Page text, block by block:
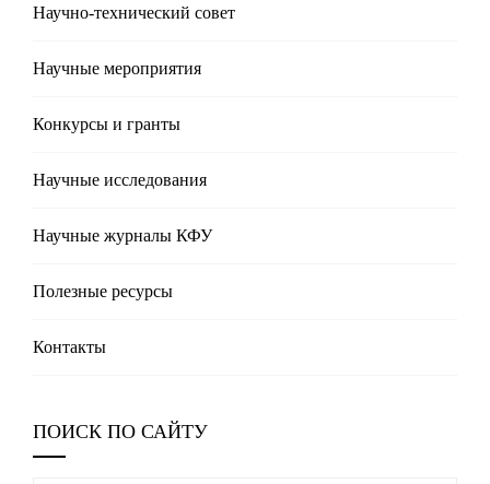
Научно-технический совет
Научные мероприятия
Конкурсы и гранты
Научные исследования
Научные журналы КФУ
Полезные реcурсы
Контакты
ПОИСК ПО САЙТУ